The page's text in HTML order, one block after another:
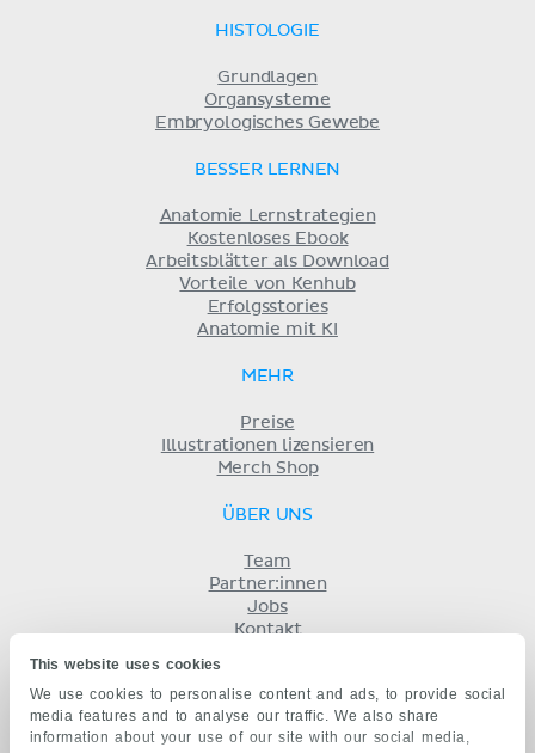
This website uses cookies
We use cookies to personalise content and ads, to provide social
media features and to analyse our traffic. We also share
information about your use of our site with our social media,
HISTOLOGIE
Grundlagen
Organsysteme
Embryologisches Gewebe
BESSER LERNEN
Anatomie Lernstrategien
Kostenloses Ebook
Arbeitsblätter als Download
Vorteile von Kenhub
Erfolgsstories
Anatomie mit KI
MEHR
Preise
Illustrationen lizensieren
Merch Shop
ÜBER UNS
Team
Partner:innen
Jobs
Kontakt
Geschäftsbedingungen
Datenschutz
KENHUB AUF...